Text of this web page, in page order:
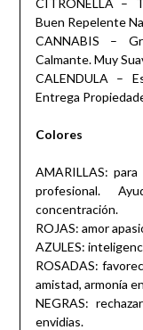
Buen Repelente
CANNABIS –
Calmante. Muy
CALENDULA –
Entrega
Colores
AMARILLAS:
profesional.
concentración.
ROJAS: amor
AZULES:
ROSADAS:
amistad, armonía
NEGRAS:
envidias.